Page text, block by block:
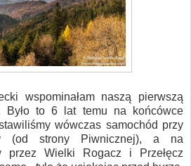
wspominałam naszą pierwszą
Było to 6 lat temu na końcówce
wówczas samochód przy
(od strony Piwnicznej), a na
przez Wielki Rogacz i Przełęcz